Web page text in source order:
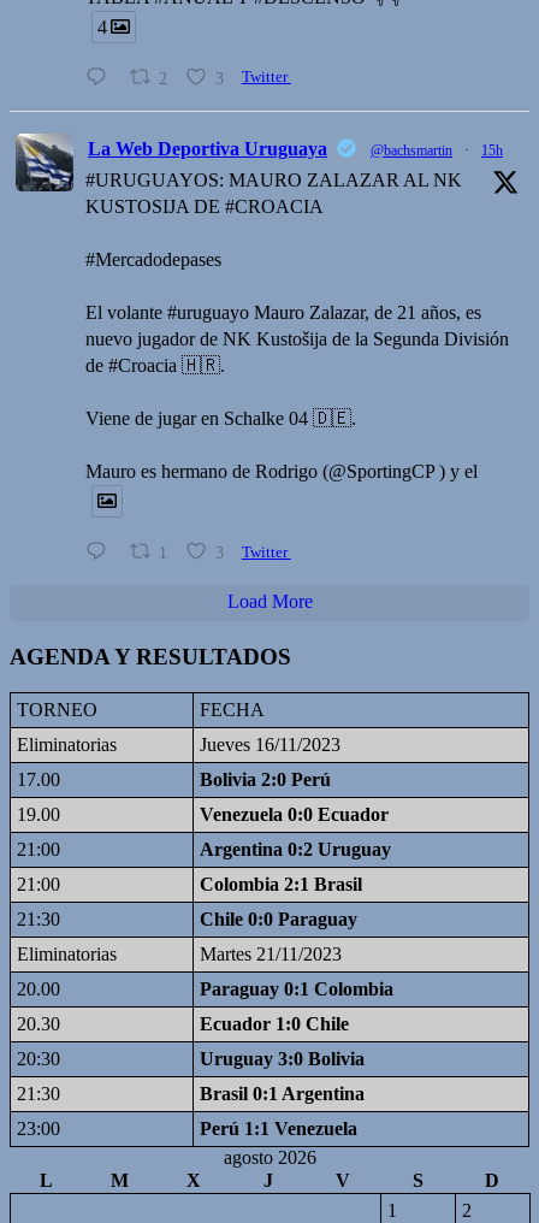
4
2 3 Twitter
La Web Deportiva Uruguaya @bachsmartin · 15h
#URUGUAYOS: MAURO ZALAZAR AL NK
KUSTOSIJA DE #CROACIA
#Mercadodepases
El volante #uruguayo Mauro Zalazar, de 21 años, es
nuevo jugador de NK Kustošija de la Segunda División
de #Croacia 🇭🇷.
Viene de jugar en Schalke 04 🇩🇪.
Mauro es hermano de Rodrigo (@SportingCP ) y el
1 3 Twitter
Load More
AGENDA Y RESULTADOS
TORNEO
FECHA
Eliminatorias
Jueves 16/11/2023
17.00
Bolivia 2:0 Perú
19.00
Venezuela 0:0 Ecuador
21:00
Argentina 0:2 Uruguay
21:00
Colombia 2:1 Brasil
21:30
Chile 0:0 Paraguay
Eliminatorias
Martes 21/11/2023
20.00
Paraguay 0:1 Colombia
20.30
Ecuador 1:0 Chile
20:30
Uruguay 3:0 Bolivia
21:30
Brasil 0:1 Argentina
23:00
Perú 1:1 Venezuela
agosto 2026
L
M X J V S
D
1
2